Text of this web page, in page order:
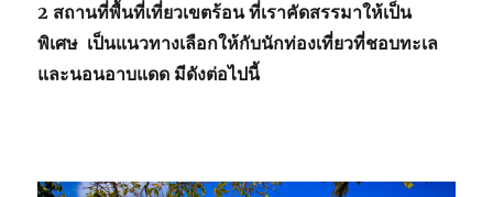
2 สถานที่พื้นที่เที่ยวเขตร้อน ที่เราคัดสรรมาให้เป็น
พิเศษ เป็นแนวทางเลือกให้กับนักท่องเที่ยวที่ชอบทะเล
และนอนอาบแดด มีดังต่อไปนี้